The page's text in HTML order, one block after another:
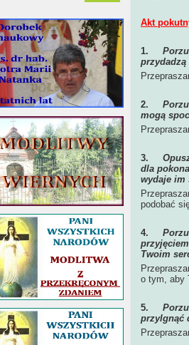
Akt
1.
przydadzą
2.
mogą
3.
dla
wydaje im
podobać
4.
Twoim
o tym, aby
5.
przylgnąć